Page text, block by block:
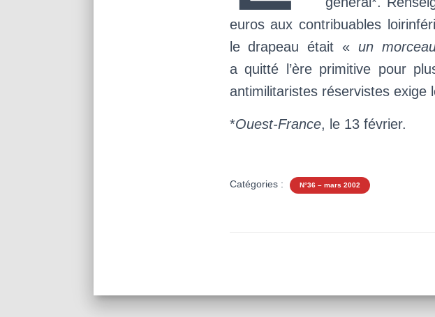
euros aux contribuables
le drapeau était « un
a quitté l’ère primitive pour
antimilitaristes réservistes exige
*Ouest-France, le 13 février.
Catégories : N°36 – mars 2002